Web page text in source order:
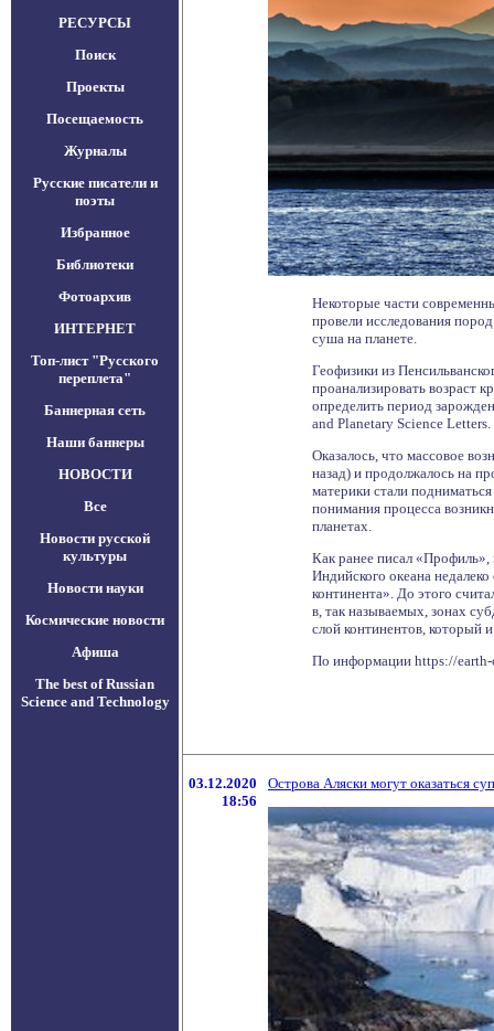
РЕСУРСЫ
Поиск
Проекты
Посещаемость
Журналы
Русские писатели и
поэты
Избранное
Библиотеки
Фотоархив
ИНТЕРНЕТ
Топ-лист "Русского
переплета"
Баннерная сеть
Наши баннеры
НОВОСТИ
Все
Новости русской
культуры
Новости науки
Космические новости
Афиша
The best of Russian
Science and Technology
Некоторые части
провели исследования
суша на планете.
Геофизики из
проанализировать возраст
определить период
and Planetary Science Letters.
Оказалось, что массовое
назад) и продолжалось на
материки стали
понимания процесса
планетах.
Как ранее писал
Индийского океана
континента». До этого
в, так называемых, зонах
слой континентов, который
По информации https://
03.12.2020
18:56
Острова Аляски могут оказаться